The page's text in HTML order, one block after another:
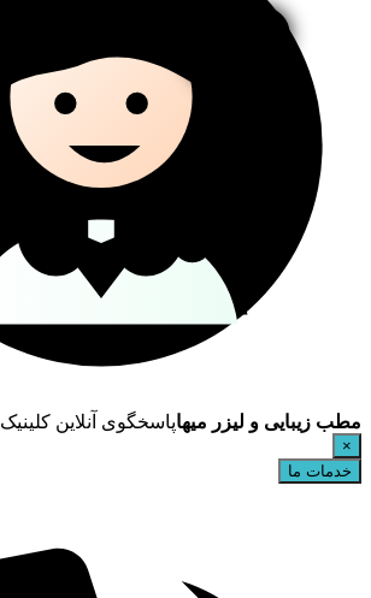
مطب زیبایی و لیزر میهاپاسخگوی آنلاین کلینیک
×
خدمات ما